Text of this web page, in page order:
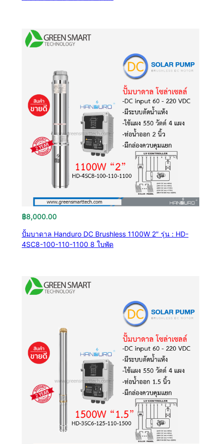
฿8,000.00
ปั้มบาดาล Handuro DC Brushless 1100W 2″ รุ่น : HD-
4SC8-100-110-1100 8 ใบพัด